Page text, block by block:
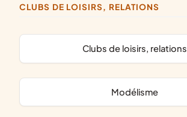
CLUBS DE LOISIRS, RELATIONS
clubs de loisirs, relations
modélisme